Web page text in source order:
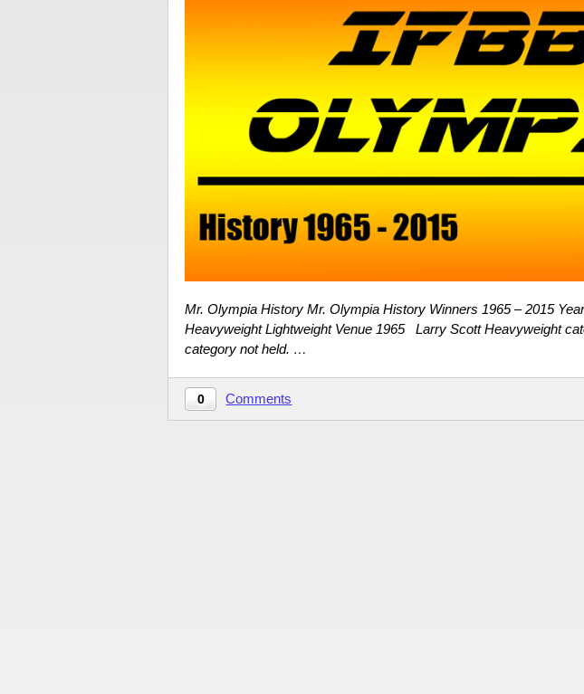
Mr. Olympia History Mr. Olympia History Winners 1965 – 2015
Heavyweight Lightweight Venue 1965 Larry Scott Heavyweight
category not held. …
0 Comments